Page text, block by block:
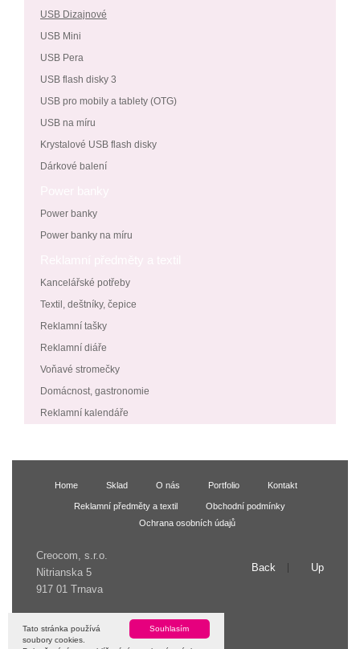
USB Dizajnové
USB Mini
USB Pera
USB flash disky 3
USB pro mobily a tablety (OTG)
USB na míru
Krystalové USB flash disky
Dárkové balení
Power banky
Power banky na míru
Kancelářské potřeby
Textil, deštníky, čepice
Reklamní tašky
Reklamní diáře
Voňavé stromečky
Domácnost, gastronomie
Reklamní kalendáře
Home Sklad O nás Portfolio Kontakt
Reklamní předměty a textil
Obchodní podmínky
Ochrana osobních údajů
Up
Back
Creocom, s.r.o.
Nitrianska 5
917 01 Trnava
© 2009 Creocom, s.r.o.
Souhlasím
Tato stránka používá
soubory cookies.